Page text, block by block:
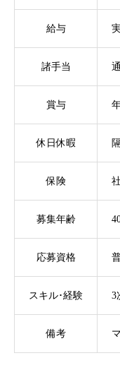
給与
諸手当
賞与
休日休暇
保険
募集年齢
応募資格
スキル･経験 3
備考